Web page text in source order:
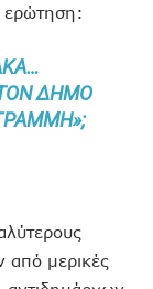
ερώτηση:
ΔΉΜΟ
από μερικές